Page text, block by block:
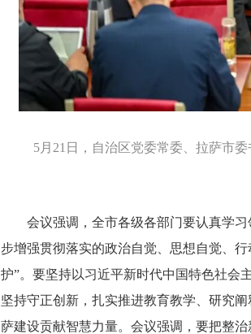
5月21日，自治区党委常委、拉萨市
会议强调，全市各级各部门要认真学
步增强贯彻落实的政治自觉、思想自觉、
护”。要坚持以习近平新时代中国特色社会
坚持守正创新，扎实推进教育教学、研究
萨建设贡献智慧力量。会议强调，要把整